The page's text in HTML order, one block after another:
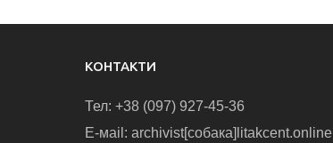
КОНТАКТИ
Тел: +38 (097) 927-45-36
E-маіl: archivist[собака]litakcent.online